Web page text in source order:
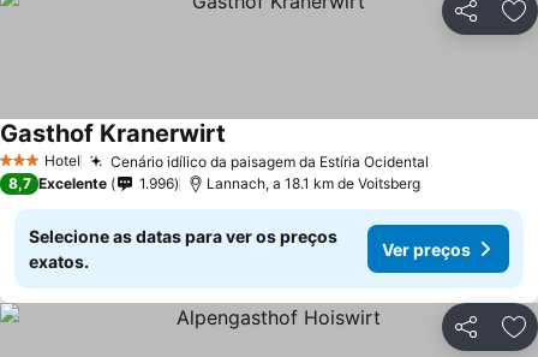
Partilhar
3 EstrelasHotel Cenário idílico da paisagem da Estíria Ocidental
Gasthof Kranerwirt
8,7 Excelente 1.996 Lannach, a 18.1 km de Voitsberg
Selecione as datas para ver os preços
exatos.
Ver preços
Partilhar